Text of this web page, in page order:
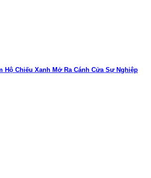
Hộ Chiếu Xanh Mở Ra Cánh Cửa Sự Nghiệp